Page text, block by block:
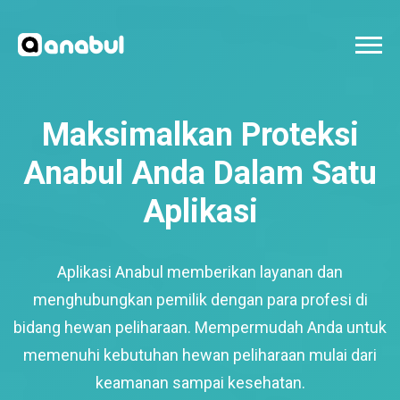
Maksimalkan Proteksi
Anabul Anda Dalam Satu
Aplikasi
Aplikasi Anabul memberikan layanan dan
menghubungkan pemilik dengan para profesi di
bidang hewan peliharaan. Mempermudah Anda untuk
memenuhi kebutuhan hewan peliharaan mulai dari
keamanan sampai kesehatan.